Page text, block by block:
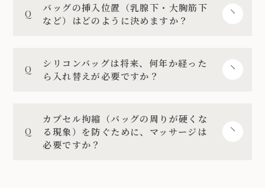
バッグの挿入位置（乳腺下・大胸筋下
など）はどのように決めますか？
シリコンバッグは将来、何年か経った
ら入れ替えが必要ですか？
カプセル拘縮（バッグの周りが硬くな
る現象）を防ぐために、マッサージは
必要ですか？